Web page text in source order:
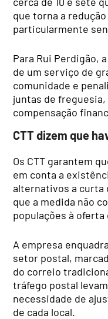
que torna a
particularmente
Para Rui Perdigão,
de um serviço de
comunidade e
juntas de
compensação
CTT dizem que
Os CTT garantem
em conta a
alternativos a curta
que a medida não
populações à
A empresa
setor postal,
do correio
tráfego postal
necessidade de
de cada local.